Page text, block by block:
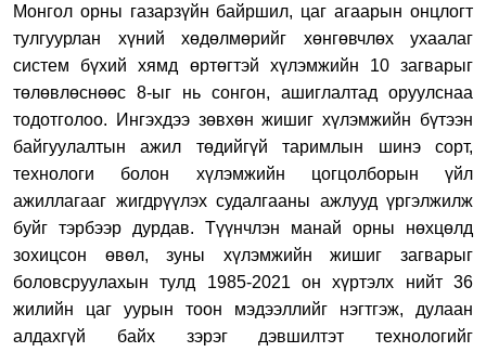
Монгол орны газарзүйн байршил, цаг агаарын онцлогт
тулгуурлан хүний хөдөлмөрийг хөнгөвчлөх ухаалаг
систем бүхий хямд өртөгтэй хүлэмжийн 10 загварыг
төлөвлөснөөс 8-ыг нь сонгон, ашиглалтад оруулснаа
тодотголоо. Ингэхдээ зөвхөн жишиг хүлэмжийн бүтээн
байгуулалтын ажил төдийгүй таримлын шинэ сорт,
технологи болон хүлэмжийн цогцолборын үйл
ажиллагааг жигдрүүлэх судалгааны ажлууд үргэлжилж
буйг тэрбээр дурдав. Түүнчлэн манай орны нөхцөлд
зохицсон өвөл, зуны хүлэмжийн жишиг загварыг
боловсруулахын тулд 1985-2021 он хүртэлх нийт 36
жилийн цаг уурын тоон мэдээллийг нэгтгэж, дулаан
алдахгүй байх зэрэг дэвшилтэт технологийг